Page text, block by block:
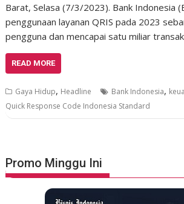
Barat, Selasa (7/3/2023). Bank Indonesia
penggunaan layanan QRIS pada 2023
pengguna dan mencapai satu miliar
READ MORE
Gaya Hidup, Headline Bank Indonesia,
Quick Response Code Indonesia Standard
Promo Minggu Ini